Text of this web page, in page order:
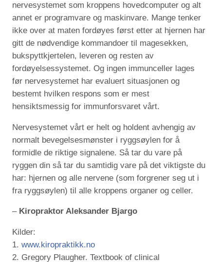
nervesystemet som kroppens hovedcomputer og alt
annet er programvare og maskinvare. Mange tenker
ikke over at maten fordøyes først etter at hjernen har
gitt de nødvendige kommandoer til magesekken,
bukspyttkjertelen, leveren og resten av
fordøyelsessystemet. Og ingen immunceller lages
før nervesystemet har evaluert situasjonen og
bestemt hvilken respons som er mest
hensiktsmessig for immunforsvaret vårt.
Nervesystemet vårt er helt og holdent avhengig av
normalt bevegelsesmønster i ryggsøylen for å
formidle de riktige signalene. Så tar du vare på
ryggen din så tar du samtidig vare på det viktigste du
har: hjernen og alle nervene (som forgrener seg ut i
fra ryggsøylen) til alle kroppens organer og celler.
– Kiropraktor Aleksander Bjargo
Kilder:
1. www.kiropraktikk.no
2. Gregory Plaugher. Textbook of clinical